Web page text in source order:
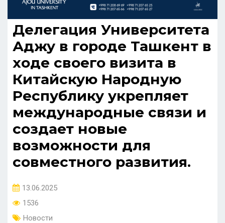
Делегация Университета
Аджу в городе Ташкент в
ходе своего визита в
Китайскую Народную
Республику укрепляет
международные связи и
создает новые
возможности для
совместного развития.
13.06.2025
1536
Новости